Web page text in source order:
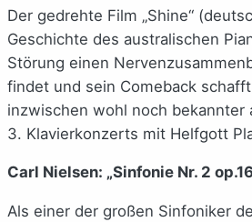
Der gedrehte Film „Shine“
Geschichte des australischen
Störung einen
findet und sein Comeback
inzwischen wohl noch bekannter
3. Klavierkonzerts mit Helfgott
Carl Nielsen: „Sinfonie Nr. 2
Als einer der großen Sinfoniker